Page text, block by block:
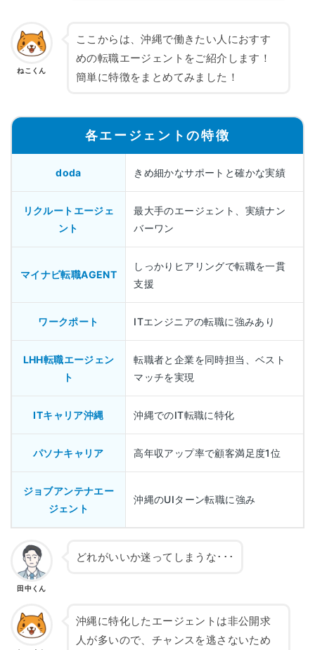
ねこくん
ここからは、沖縄で働きたい人におすす
めの転職エージェントをご紹介します！
簡単に特徴をまとめてみました！
各エージェントの特徴
doda きめ細かなサポートと確かな実績
リクルートエージェ
ント
最大手のエージェント、実績ナン
バーワン
マイナビ転職AGENT
しっかりヒアリングで転職を一貫
支援
ワークポート ITエンジニアの転職に強みあり
LHH転職エージェン
ト
転職者と企業を同時担当、ベスト
マッチを実現
ITキャリア沖縄 沖縄でのIT転職に特化
パソナキャリア 高年収アップ率で顧客満足度1位
ジョブアンテナエー
ジェント
沖縄のUIターン転職に強み
田中くん
どれがいいか迷ってしまうな･･･
沖縄に特化したエージェントは非公開求
人が多いので、チャンスを逃さないため